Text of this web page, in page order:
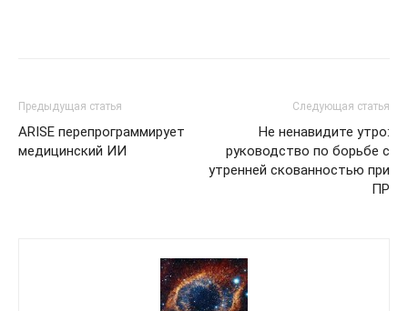
Предыдущая статья
ARISE перепрограммирует
медицинский ИИ
Следующая статья
Не ненавидите утро:
руководство по борьбе с
утренней скованностью при
ПР